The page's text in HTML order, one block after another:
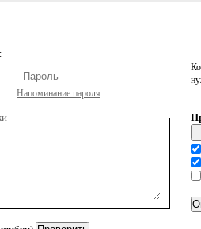
Напоминание пароля